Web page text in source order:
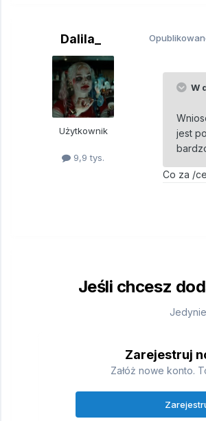
Dalila_
Użytkownik
9,9 tys.
W
jest
Co za /
Jeśli chcesz
Zarejestruj
Załóż nowe konto.